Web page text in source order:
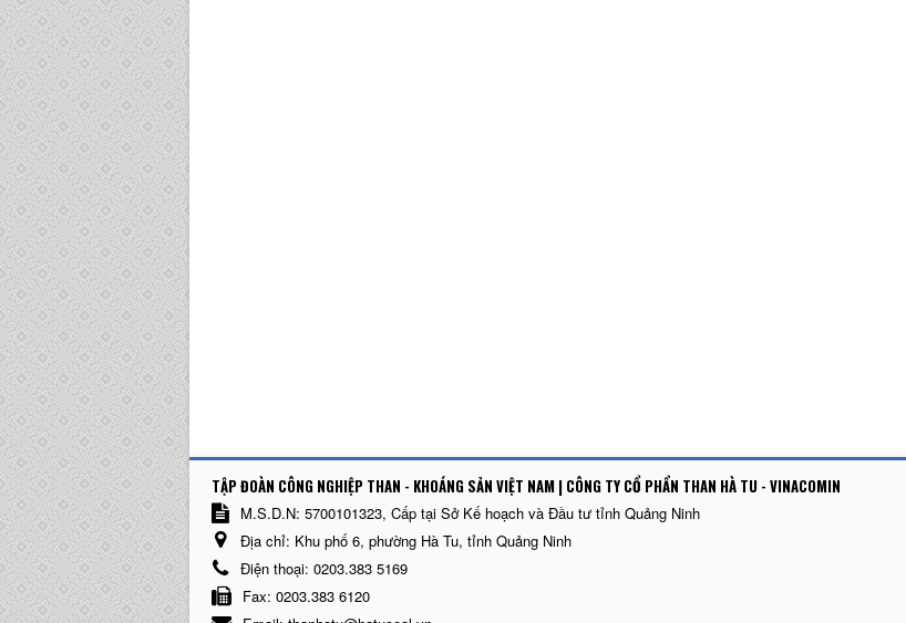
TẬP ĐOÀN CÔNG NGHIỆP THAN - KHOÁNG SẢN VIỆT NAM | CÔNG TY CỔ PHẨN THAN HÀ TU - VINACOMIN
M.S.D.N: 5700101323, Cấp tại Sở Kế hoạch và Đầu tư tỉnh Quảng Ninh
Địa chỉ: Khu phố 6, phường Hà Tu, tỉnh Quảng Ninh
Điện thoại: 0203.383 5169
Fax: 0203.383 6120